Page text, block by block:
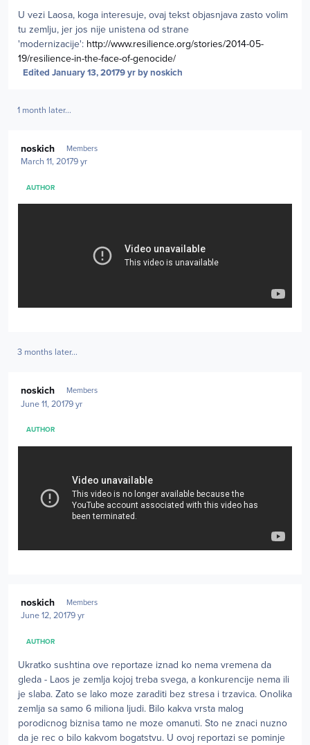
U vezi Laosa, koga interesuje, ovaj tekst objasnjava zasto volim
tu zemlju, jer jos nije unistena od strane
'modernizacije': http://www.resilience.org/stories/2014-05-
19/resilience-in-the-face-of-genocide/
Edited January 13, 20179 yrby noskich
1 month later...
noskich Members
March 11, 20179 yr
AUTHOR
3 months later...
noskich Members
June 11, 20179 yr
AUTHOR
noskich Members
June 12, 20179 yr
AUTHOR
Ukratko sushtina ove reportaze iznad ko nema vremena da
gleda - Laos je zemlja kojoj treba svega, a konkurencije nema ili
je slaba. Zato se lako moze zaraditi bez stresa i trzavica. Onolika
zemlja sa samo 6 miliona ljudi. Bilo kakva vrsta malog
porodicnog biznisa tamo ne moze omanuti. Sto ne znaci nuzno
da je rec o bilo kakvom bogatstvu. U ovoj reportazi se pominje